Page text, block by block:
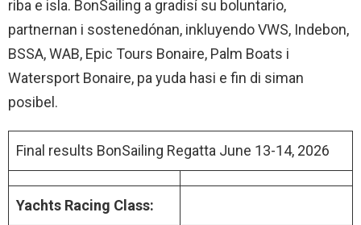
riba e isla. BonSailing a gradisí su boluntario,
partnernan i sostenedónan, inkluyendo VWS, Indebon,
BSSA, WAB, Epic Tours Bonaire, Palm Boats i
Watersport Bonaire, pa yuda hasi e fin di siman
posibel.
Final results BonSailing Regatta June 13-14, 2026
Yachts Racing Class: